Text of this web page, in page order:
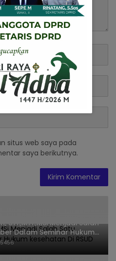
situs web saya pada
saya berikutnya.
S.H.,M.H.,MSi Menjadi Salah
Dalam Seminar Hukum
Leuwiliang
5456